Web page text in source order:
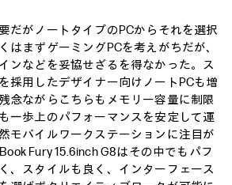
だがノートタイプのPCからそれを選択
はまずゲーミングPCを考えがちだが、
ンなどを妥協せざるを得なかった。ス
採用したデザイナー向けノートPCも増
念ながらこちらもメモリー容量に制限
一歩上のパフォーマンスを安定して運
モバイルワークステーションに注目が
Fury 15.6inch G8はその中でもパフ
、スタイルも良く、インターフェース